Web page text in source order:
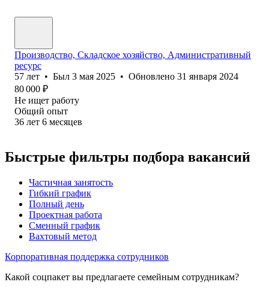
Производство, Складское хозяйство, Административный
ресурс
57 лет • Был 3 мая 2025 • Обновлено 31 января 2024
80 000 ₽
Не ищет работу
Общий опыт
36 лет 6 месяцев
Быстрые фильтры подбора вакансий
Частичная занятость
Гибкий график
Полный день
Проектная работа
Сменный график
Вахтовый метод
Корпоративная поддержка сотрудников
Какой соцпакет вы предлагаете семейным сотрудникам?